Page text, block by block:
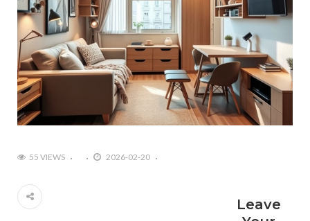
55 VIEWS 2026-02-20
Leave